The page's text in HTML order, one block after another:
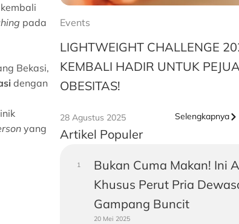
pada
Bekasi,
dengan
yang
Events
LIGHTWEIGHT CHALLENGE
KEMBALI HADIR UNTUK
OBESITAS!
28 Agustus 2025 Selengkapnya
Artikel Populer
Bukan Cuma Makan! Ini
Khusus Perut Pria
Gampang Buncit
20 Mei 2025